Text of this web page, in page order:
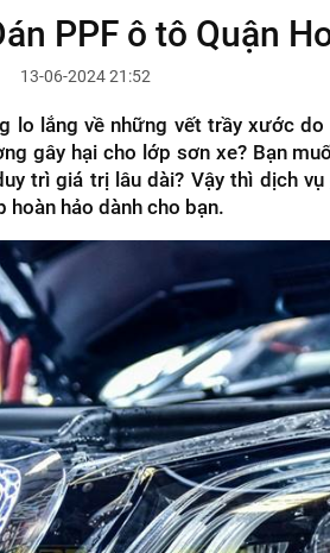
PPF ô tô Quận
13-06-2024 21:52
lo lắng về những vết trầy xước
gây hại cho lớp sơn xe? Bạn
trì giá trị lâu dài? Vậy thì dịch vụ
hoàn hảo dành cho bạn.